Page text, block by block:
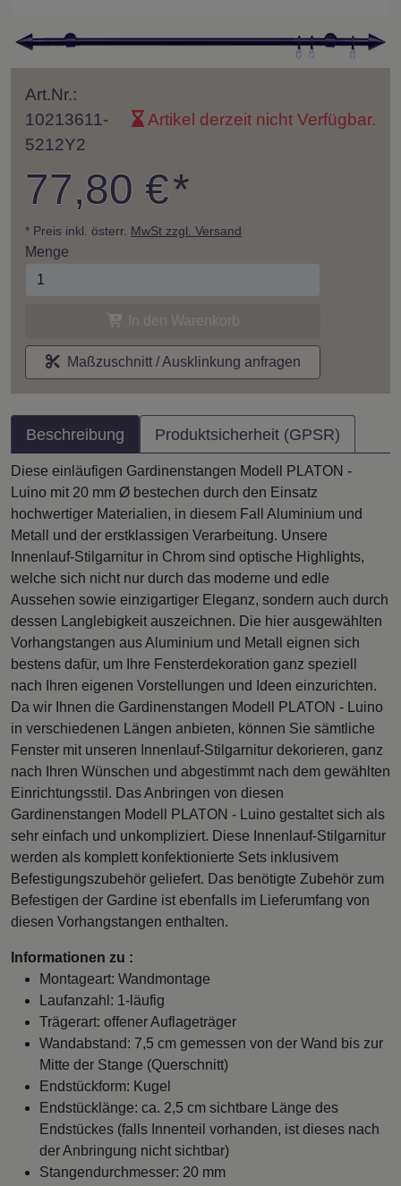
Art.Nr.:
10213611-
5212Y2
Artikel derzeit nicht Verfügbar.
77,80 €*
* Preis inkl. österr. MwSt zzgl. Versand
Menge
Maßzuschnitt / Ausklinkung anfragen
Beschreibung Produktsicherheit (GPSR)
Diese einläufigen Gardinenstangen Modell PLATON -
Luino mit 20 mm Ø bestechen durch den Einsatz
hochwertiger Materialien, in diesem Fall Aluminium und
Metall und der erstklassigen Verarbeitung. Unsere
Innenlauf-Stilgarnitur in Chrom sind optische Highlights,
welche sich nicht nur durch das moderne und edle
Aussehen sowie einzigartiger Eleganz, sondern auch durch
dessen Langlebigkeit auszeichnen. Die hier ausgewählten
Vorhangstangen aus Aluminium und Metall eignen sich
bestens dafür, um Ihre Fensterdekoration ganz speziell
nach Ihren eigenen Vorstellungen und Ideen einzurichten.
Da wir Ihnen die Gardinenstangen Modell PLATON - Luino
in verschiedenen Längen anbieten, können Sie sämtliche
Fenster mit unseren Innenlauf-Stilgarnitur dekorieren, ganz
nach Ihren Wünschen und abgestimmt nach dem gewählten
Einrichtungsstil. Das Anbringen von diesen
Gardinenstangen Modell PLATON - Luino gestaltet sich als
sehr einfach und unkompliziert. Diese Innenlauf-Stilgarnitur
werden als komplett konfektionierte Sets inklusivem
Befestigungszubehör geliefert. Das benötigte Zubehör zum
Befestigen der Gardine ist ebenfalls im Lieferumfang von
diesen Vorhangstangen enthalten.
Informationen zu :
Montageart: Wandmontage
Laufanzahl: 1-läufig
Trägerart: offener Auflageträger
Wandabstand: 7,5 cm gemessen von der Wand bis zur
Mitte der Stange (Querschnitt)
Endstückform: Kugel
Endstücklänge: ca. 2,5 cm sichtbare Länge des
Endstückes (falls Innenteil vorhanden, ist dieses nach
der Anbringung nicht sichtbar)
Stangendurchmesser: 20 mm